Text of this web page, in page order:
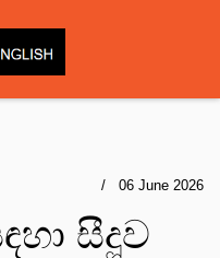
06 June 2026
සීදූව